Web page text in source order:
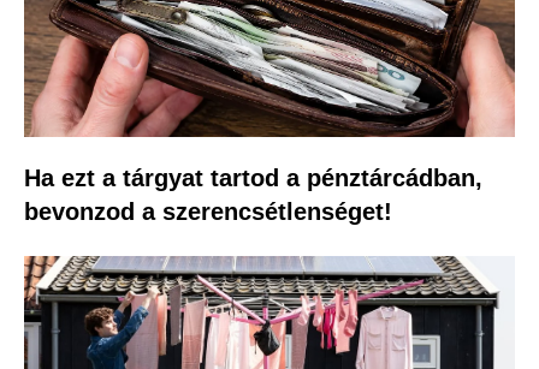
Ha ezt a tárgyat tartod a pénztárcádban,
bevonzod a szerencsétlenséget!